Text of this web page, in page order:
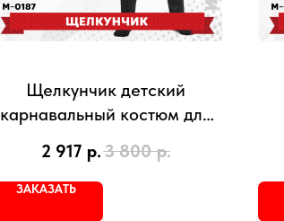
Щелкунчик детский
карнавальный костюм для
мальчика
2 917 р.3 800 р.
ЗАКАЗАТЬ